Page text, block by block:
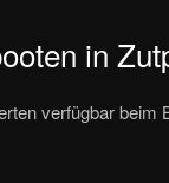
in
verfügbar